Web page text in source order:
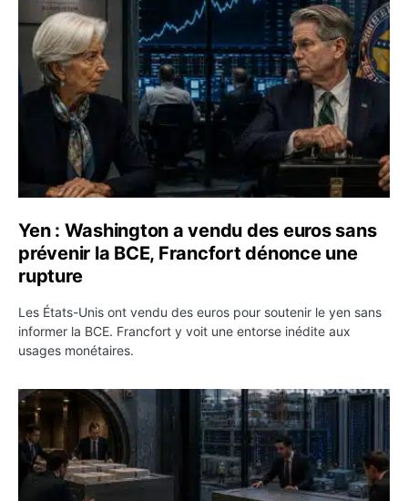
Yen : Washington a vendu des euros sans
prévenir la BCE, Francfort dénonce une
rupture
Les États-Unis ont vendu des euros pour soutenir le yen sans
informer la BCE. Francfort y voit une entorse inédite aux
usages monétaires.
Jane Street négocie le transfert de 11 milliards de